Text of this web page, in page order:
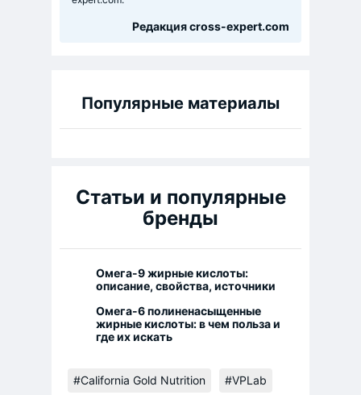
Редакция cross-expert.com
Популярные материалы
Статьи и популярные
бренды
Омега-9 жирные кислоты:
описание, свойства, источники
Омега-6 полиненасыщенные
жирные кислоты: в чем польза и
где их искать
#California Gold Nutrition #VPLab